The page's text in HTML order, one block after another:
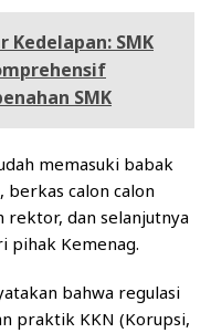
Kedelapan: SMK
SMK
memasuki babak
berkas calon calon
rektor, dan selanjutnya
pihak Kemenag.
bahwa regulasi
praktik KKN (Korupsi,